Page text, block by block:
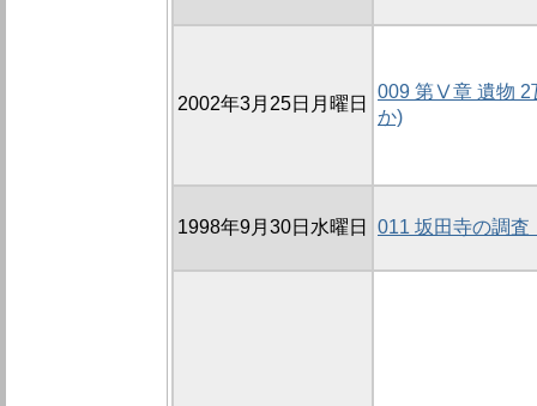
2002年3月25日月曜日
009 第Ⅴ章 遺物 2
か)
1998年9月30日水曜日 011 坂田寺の調